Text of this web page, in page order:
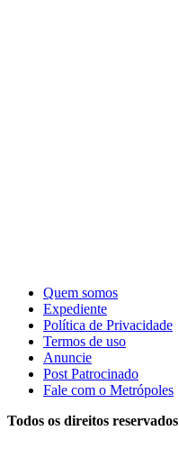
Quem somos
Expediente
Política de Privacidade
Termos de uso
Anuncie
Post Patrocinado
Fale com o Metrópoles
Todos os direitos reservados